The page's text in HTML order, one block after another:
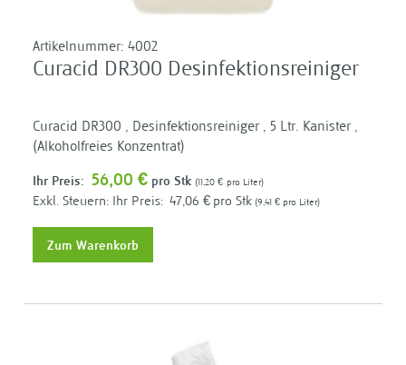
Artikelnummer: 4002
Curacid DR300 Desinfektionsreiniger
Curacid DR300 , Desinfektionsreiniger , 5 Ltr. Kanister ,
(Alkoholfreies Konzentrat)
Ihr Preis: 56,00 € pro Stk 11,20 € pro Liter
Ihr Preis: 47,06 € pro Stk 9,41 € pro Liter
Zum Warenkorb